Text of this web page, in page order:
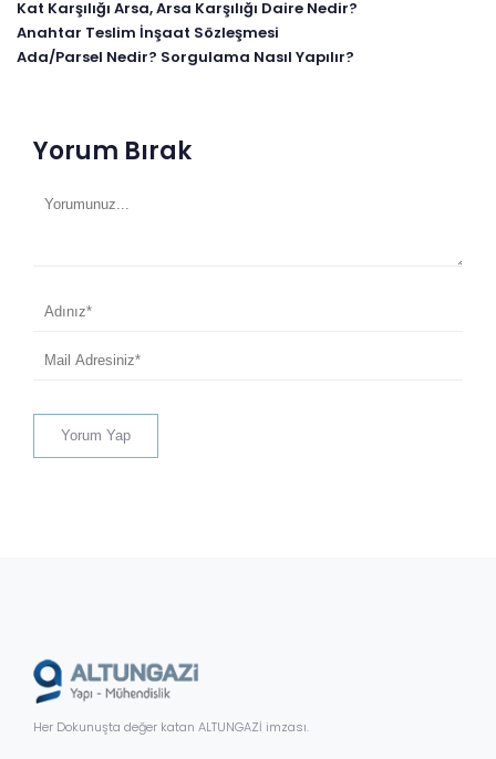
Kat Karşılığı Arsa, Arsa Karşılığı Daire Nedir?
Anahtar Teslim İnşaat Sözleşmesi
Ada/Parsel Nedir? Sorgulama Nasıl Yapılır?
Yorum Bırak
Her Dokunuşta değer katan ALTUNGAZİ imzası.